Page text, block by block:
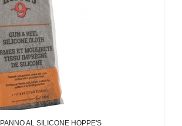
PANNO AL SILICONE HOPPE'S